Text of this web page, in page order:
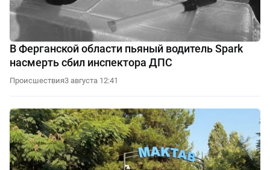
В Ферганской области пьяный водитель Spark
насмерть сбил инспектора ДПС
Происшествия3 августа 12:41